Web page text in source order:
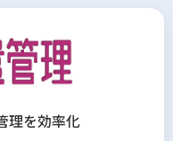
理を効率化